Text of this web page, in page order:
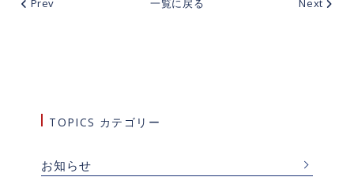
TOPICS カテゴリー
お知らせ
Prev 一覧に戻る Next